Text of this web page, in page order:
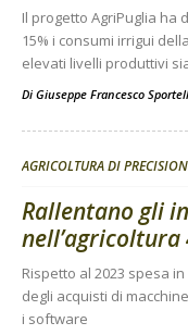
Il progetto AgriPuglia ha
15% i consumi irrigui
elevati livelli produttivi
Di Giuseppe Francesco
AGRICOLTURA DI
Rallentano gli
nell’agricoltura
Rispetto al 2023 spesa
degli acquisti di
i software